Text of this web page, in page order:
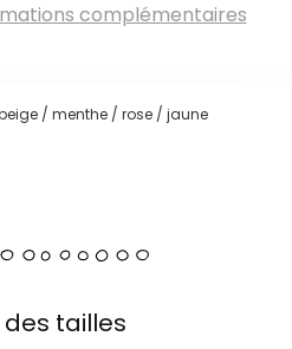
complémentaires
/ menthe / rose / jaune
des tailles